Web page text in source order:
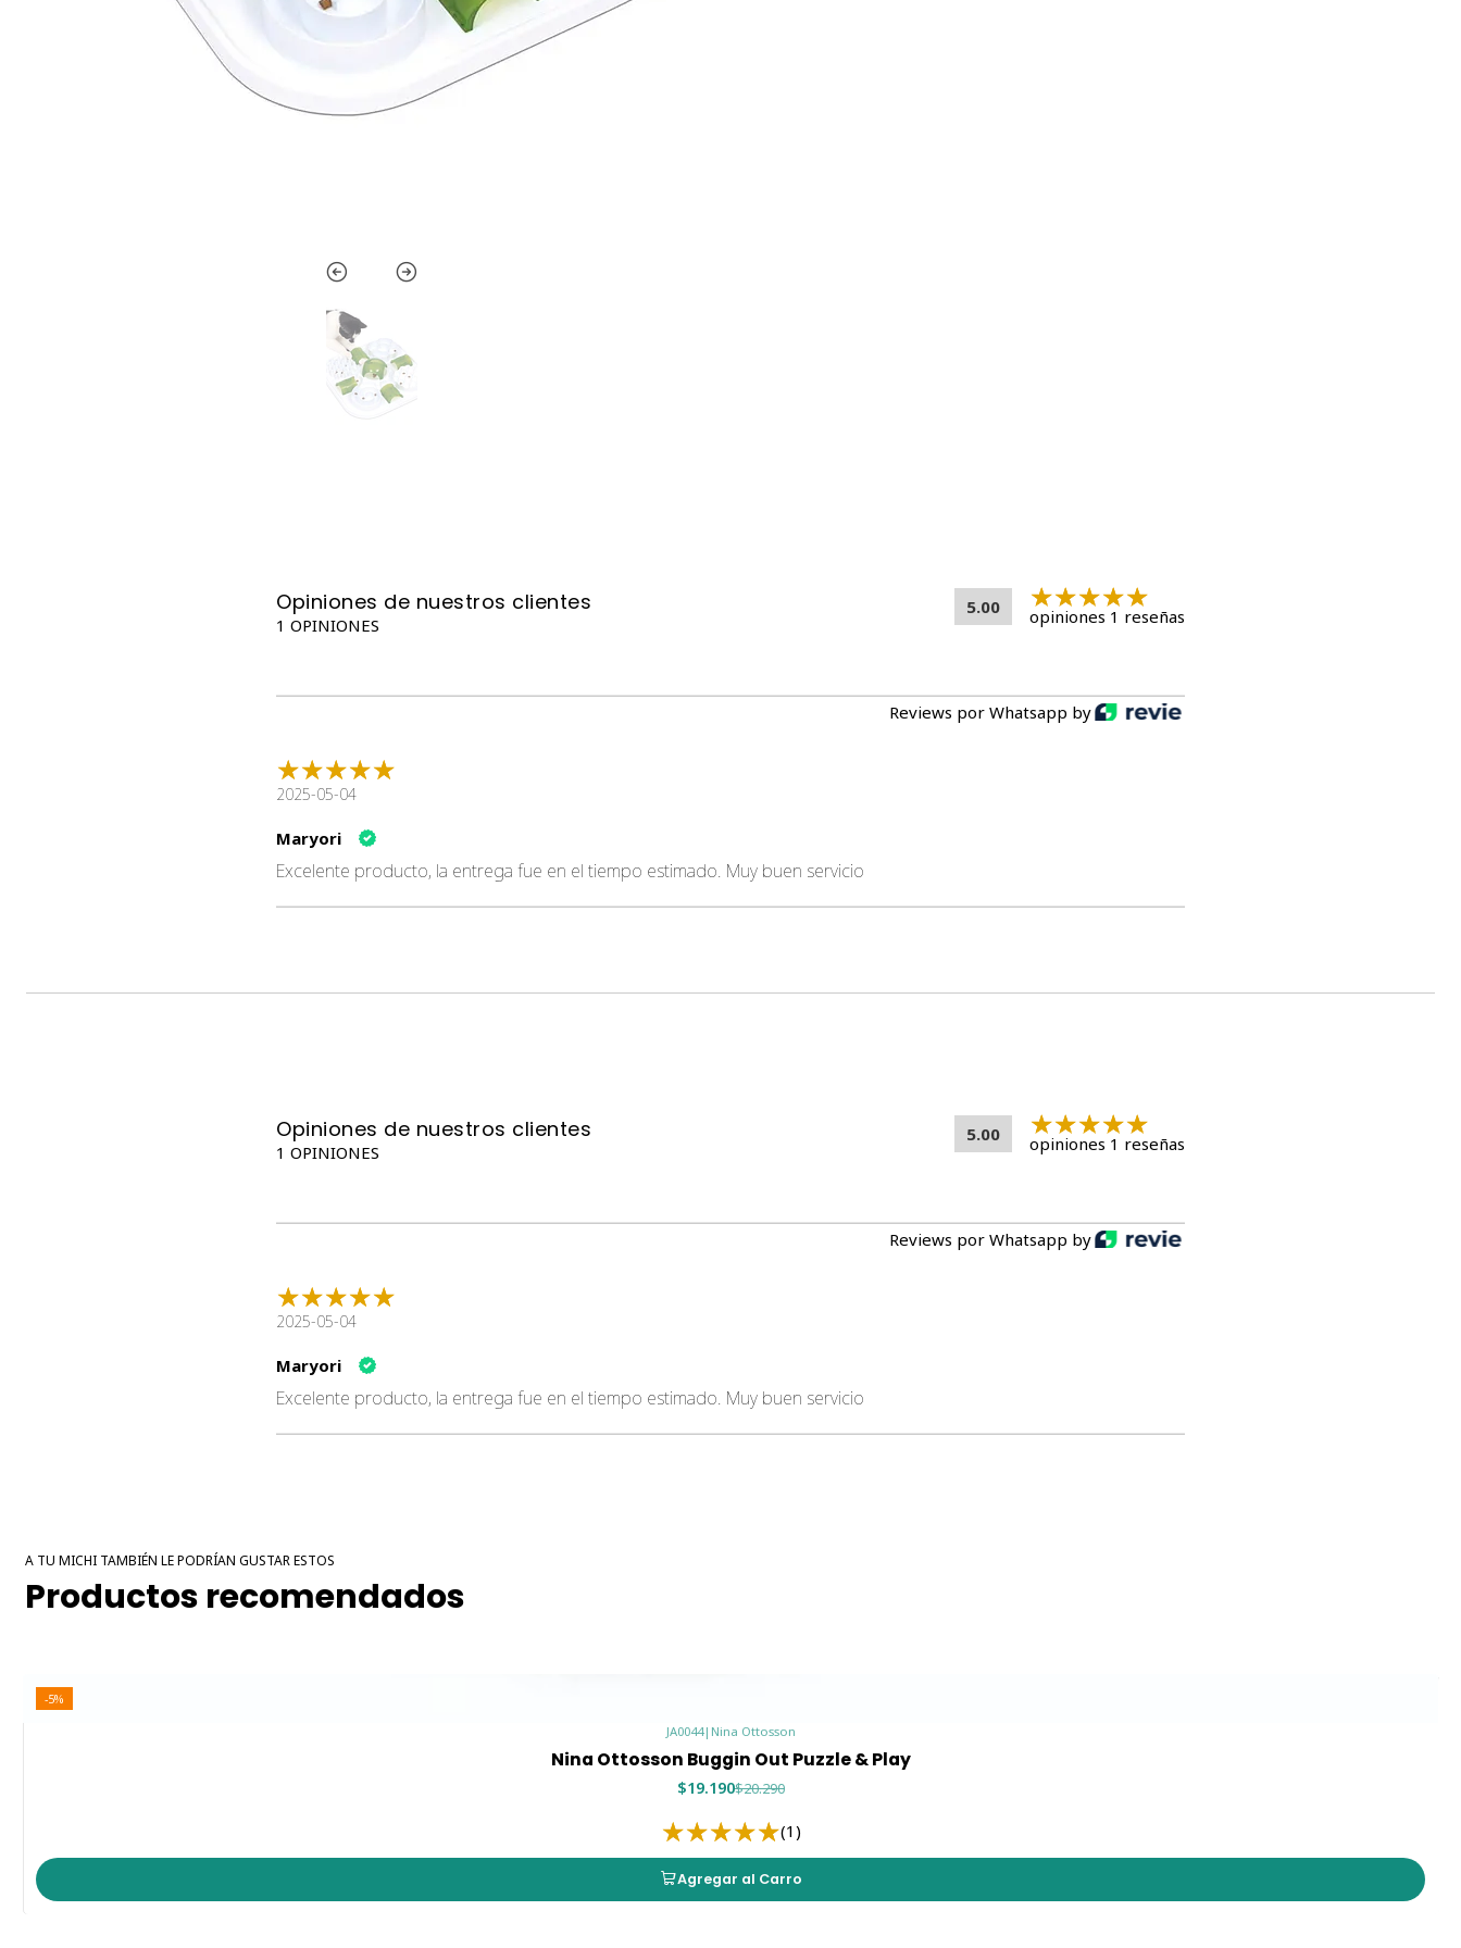
Opiniones de nuestros clientes
1 OPINIONES
5.00 opiniones 1 reseñas
Reviews por Whatsapp by
2025-05-04
Maryori
Excelente producto, la entrega fue en el tiempo estimado. Muy buen servicio
Opiniones de nuestros clientes
1 OPINIONES
5.00 opiniones 1 reseñas
Reviews por Whatsapp by
2025-05-04
Maryori
Excelente producto, la entrega fue en el tiempo estimado. Muy buen servicio
A TU MICHI TAMBIÉN LE PODRÍAN GUSTAR ESTOS
Productos recomendados
-5%
JA0044| Nina Ottosson
Nina Ottosson Buggin Out Puzzle & Play
$19.190$20.290
(1)
Agregar al Carro